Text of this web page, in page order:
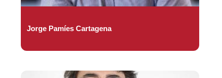
Jorge Pamíes Cartagena